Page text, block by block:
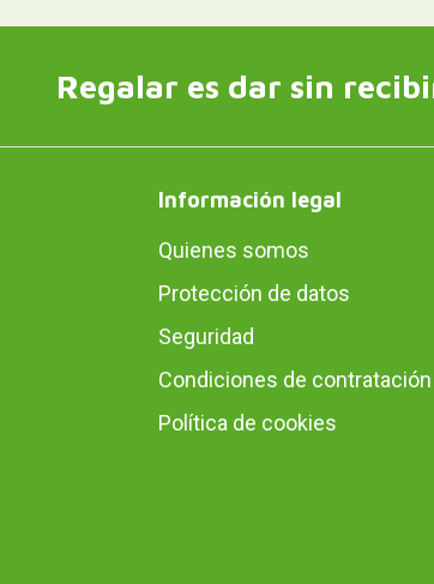
Regalar es dar sin
Información legal
Quienes somos
Protección de datos
Seguridad
Condiciones de contratación
Política de cookies